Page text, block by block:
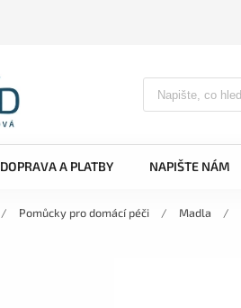
DOPRAVA A PLATBY NAPIŠTE NÁM
/ Pomůcky pro domácí péči / Madla /